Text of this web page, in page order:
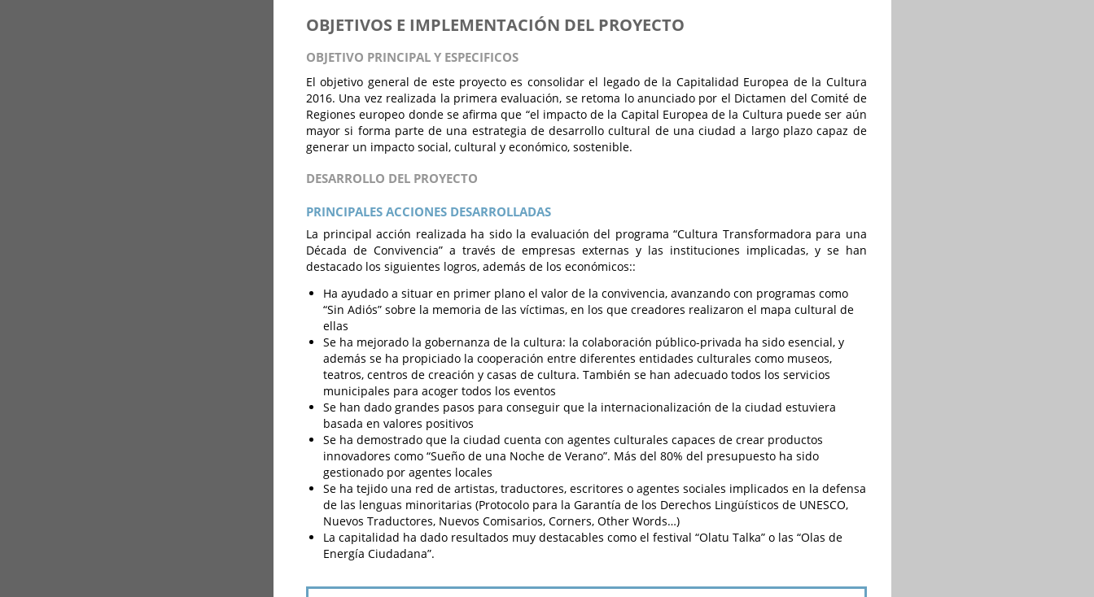
OBJETIVOS E IMPLEMENTACIÓN DEL PROYECTO
OBJETIVO PRINCIPAL Y ESPECIFICOS
El objetivo general de este proyecto es consolidar el legado de la Capitalidad Europea de la Cultura
2016. Una vez realizada la primera evaluación, se retoma lo anunciado por el Dictamen del Comité de
Regiones europeo donde se afirma que “el impacto de la Capital Europea de la Cultura puede ser aún
mayor si forma parte de una estrategia de desarrollo cultural de una ciudad a largo plazo capaz de
generar un impacto social, cultural y económico, sostenible.
DESARROLLO DEL PROYECTO
PRINCIPALES ACCIONES DESARROLLADAS
La principal acción realizada ha sido la evaluación del programa “Cultura Transformadora para una
Década de Convivencia” a través de empresas externas y las instituciones implicadas, y se han
destacado los siguientes logros, además de los económicos::
Ha ayudado a situar en primer plano el valor de la convivencia, avanzando con programas como
“Sin Adiós” sobre la memoria de las víctimas, en los que creadores realizaron el mapa cultural de
ellas
Se ha mejorado la gobernanza de la cultura: la colaboración público-privada ha sido esencial, y
además se ha propiciado la cooperación entre diferentes entidades culturales como museos,
teatros, centros de creación y casas de cultura. También se han adecuado todos los servicios
municipales para acoger todos los eventos
Se han dado grandes pasos para conseguir que la internacionalización de la ciudad estuviera
basada en valores positivos
Se ha demostrado que la ciudad cuenta con agentes culturales capaces de crear productos
innovadores como “Sueño de una Noche de Verano”. Más del 80% del presupuesto ha sido
gestionado por agentes locales
Se ha tejido una red de artistas, traductores, escritores o agentes sociales implicados en la defensa
de las lenguas minoritarias (Protocolo para la Garantía de los Derechos Lingüísticos de UNESCO,
Nuevos Traductores, Nuevos Comisarios, Corners, Other Words…)
La capitalidad ha dado resultados muy destacables como el festival “Olatu Talka” o las “Olas de
Energía Ciudadana”.